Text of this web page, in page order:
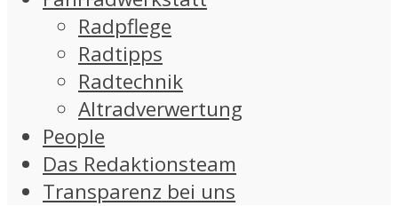
Radpflege
Radtipps
Radtechnik
Altradverwertung
People
Das Redaktionsteam
Transparenz bei uns